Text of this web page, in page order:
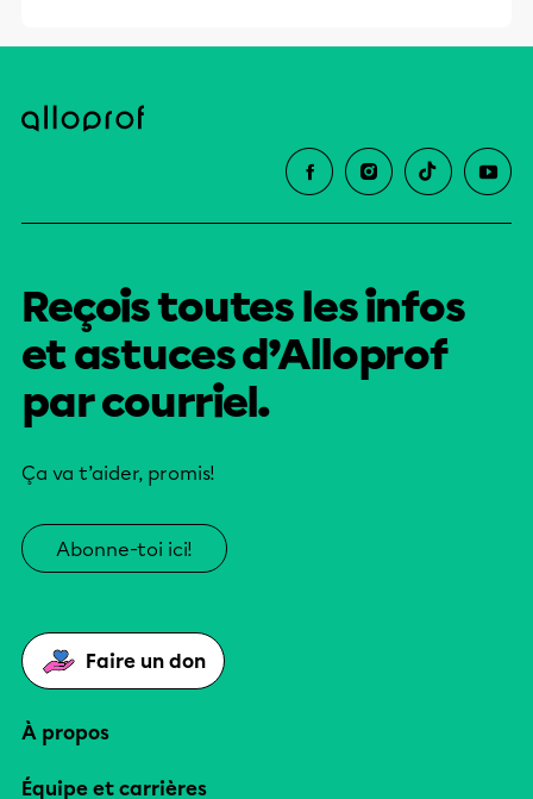
Reçois toutes les infos
et astuces d’Alloprof
par courriel.
Ça va t’aider, promis!
Abonne-toi ici!
Faire un don
À propos
Équipe et carrières